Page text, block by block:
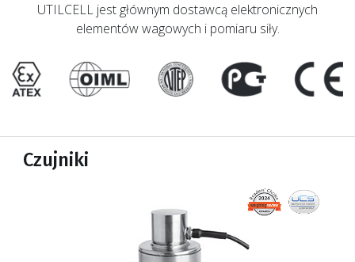
UTILCELL jest głównym dostawcą elektronicznych
elementów wagowych i pomiaru siły.
Czujniki